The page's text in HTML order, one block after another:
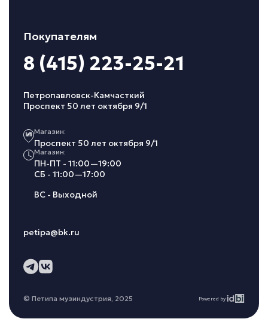
Покупателям
8 (415) 223-25-21
Петропавловск-Камчасткий
Проспект 50 лет октября 9/1
Магазин:
Проспект 50 лет октября 9/1
Магазин:
ПН-ПТ - 11:00—19:00
СБ - 11:00—17:00
ВС - Выходной
petipa@bk.ru
© Петипа музиндустрия, 2025 Powered by